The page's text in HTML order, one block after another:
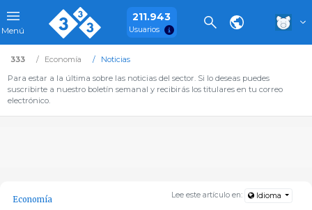
Menú
211.943
Usuarios
333 Economía
Noticias
Para estar a la última sobre las noticias del sector. Si lo deseas puedes
suscribirte a nuestro boletín semanal y recibirás los titulares en tu correo
electrónico.
Lee este artículo en: Idioma
Economía